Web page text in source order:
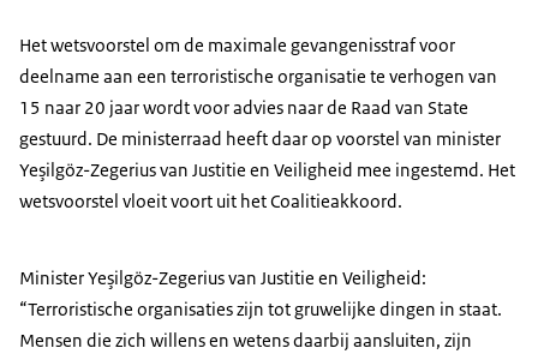
Het wetsvoorstel om de maximale gevangenisstraf voor
deelname aan een terroristische organisatie te verhogen van
15 naar 20 jaar wordt voor advies naar de Raad van State
gestuurd. De ministerraad heeft daar op voorstel van minister
Yeşilgöz-Zegerius van Justitie en Veiligheid mee ingestemd. Het
wetsvoorstel vloeit voort uit het Coalitieakkoord.
Minister Yeşilgöz-Zegerius van Justitie en Veiligheid:
“Terroristische organisaties zijn tot gruwelijke dingen in staat.
Mensen die zich willens en wetens daarbij aansluiten, zijn